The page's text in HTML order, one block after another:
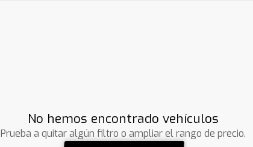
No hemos encontrado vehículos
Prueba a quitar algún filtro o ampliar el rango de precio.